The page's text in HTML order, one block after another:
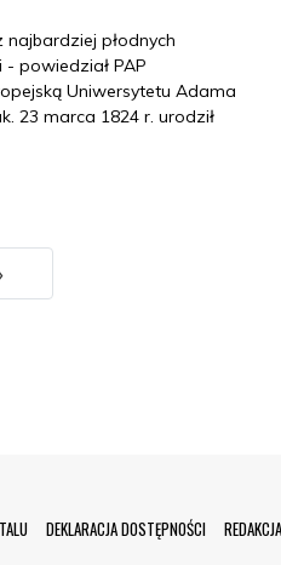
płodnych
powiedział PAP
Uniwersytetu Adama
23 marca 1824 r. urodził
Ostatni
DEKLARACJA DOSTĘPNOŚCI REDAKCJA